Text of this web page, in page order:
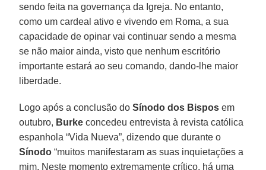
sendo feita na governança da Igreja. No entanto,
como um cardeal ativo e vivendo em Roma, a sua
capacidade de opinar vai continuar sendo a mesma
se não maior ainda, visto que nenhum escritório
importante estará ao seu comando, dando-lhe maior
liberdade.
Logo após a conclusão doSínodo dos Bispos em
outubro, Burke concedeu entrevista à revista católica
espanhola “Vida Nueva”, dizendo que durante o
Sínodo “muitos manifestaram as suas inquietações a
mim. Neste momento extremamente crítico, há uma